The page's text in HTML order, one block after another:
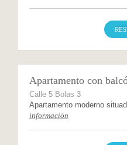
Apartamento con
Calle 5 Bolas 3
Apartamento moderno
información